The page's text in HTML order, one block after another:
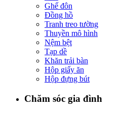
Ghế đôn
Đồng hồ
Tranh treo tường
Thuyền mô hình
Nệm bệt
Tạp dề
Khăn trải bàn
Hộp giấy ăn
Hộp đựng bút
Chăm sóc gia đình